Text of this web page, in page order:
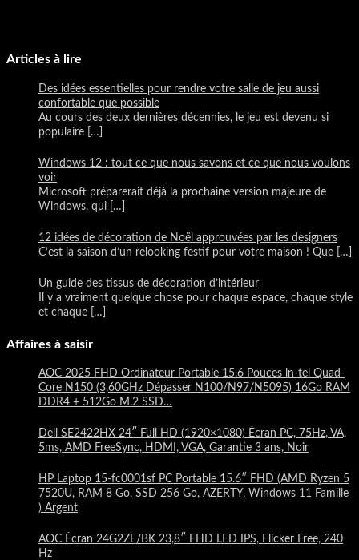
Articles à lire
Des idées essentielles pour rendre votre salle de jeu aussi
confortable que possible
Au cours des deux dernières décennies, le jeu est devenu si
populaire
[…]
Windows 12 : tout ce que nous savons et ce que nous voulons
voir
Microsoft préparerait déjà la prochaine version majeure de
Windows, qui
[…]
12 idées de décoration de Noël approuvées par les designers
C’est la saison d’un relooking festif pour votre maison ! Que
[…]
Un guide des tissus de décoration d’intérieur
Il y a vraiment quelque chose pour chaque espace, chaque style
et chaque
[…]
Affaires à saisir
AOC 2025 FHD Ordinateur Portable 15.6 Pouces ln-tel Quad-
Core N150 (3,60GHz Dépasser N100/N97/N5095) 16Go RAM
DDR4 + 512Go M.2 SSD…
Dell SE2422HX 24″ Full HD (1920×1080) Écran PC, 75Hz, VA,
5ms, AMD FreeSync, HDMI, VGA, Garantie 3 ans, Noir
HP Laptop 15-fc0001sf PC Portable 15.6″ FHD (AMD Ryzen 5
7520U, RAM 8 Go, SSD 256 Go, AZERTY, Windows 11 Famille
) Argent
AOC Écran 24G2ZE/BK 23,8″ FHD LED IPS, Flicker Free, 240
Hz